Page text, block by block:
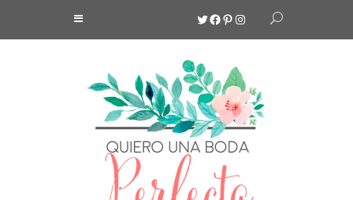
Twitter
Facebook
Pinterest
Instagram